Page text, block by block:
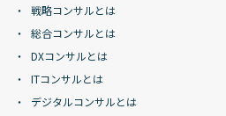
戦略コンサルとは
総合コンサルとは
DXコンサルとは
ITコンサルとは
デジタルコンサルとは